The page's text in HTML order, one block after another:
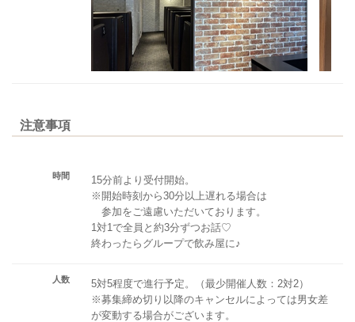
注意事項
時間
15分前より受付開始。
※開始時刻から30分以上遅れる場合は
参加をご遠慮いただいております。
1対1で全員と約3分ずつお話♡
終わったらグループで飲み屋に♪
人数
5対5程度で進行予定。（最少開催人数：2対2）
※募集締め切り以降のキャンセルによっては男女差
が変動する場合がございます。